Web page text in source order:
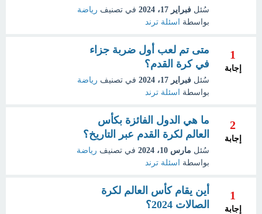
سُئل فبراير 17، 2024 في تصنيف رياضة
بواسطة اسئلة ترند
1
إجابة
متى تم لعب أول ضربة جزاء
في كرة القدم؟
سُئل فبراير 17، 2024 في تصنيف رياضة
بواسطة اسئلة ترند
2
إجابة
ما هي الدول الفائزة بكأس
العالم لكرة القدم عبر التاريخ؟
سُئل مارس 10، 2024 في تصنيف رياضة
بواسطة اسئلة ترند
1
إجابة
أين يقام كأس العالم لكرة
الصالات 2024؟